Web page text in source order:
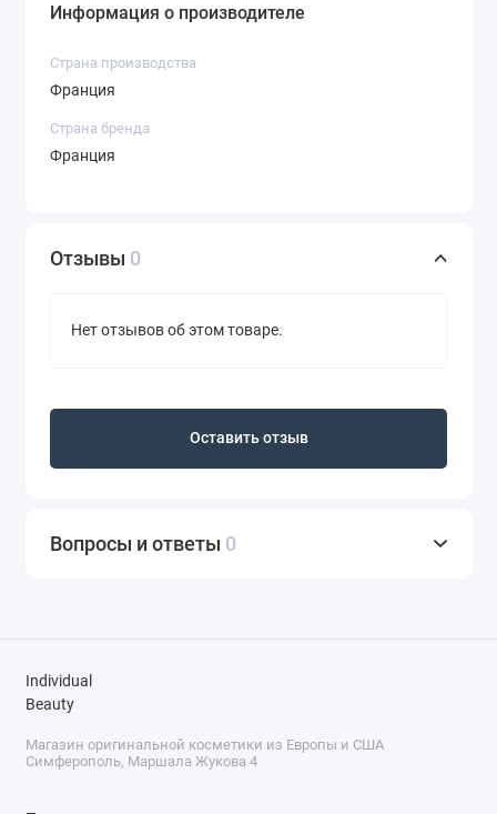
Информация о производителе
Страна производства
Франция
Страна бренда
Франция
Отзывы 0
Нет отзывов об этом товаре.
Оставить отзыв
Вопросы и ответы 0
Individual
Beauty
Магазин оригинальной косметики из Европы и США
Симферополь, Маршала Жукова 4